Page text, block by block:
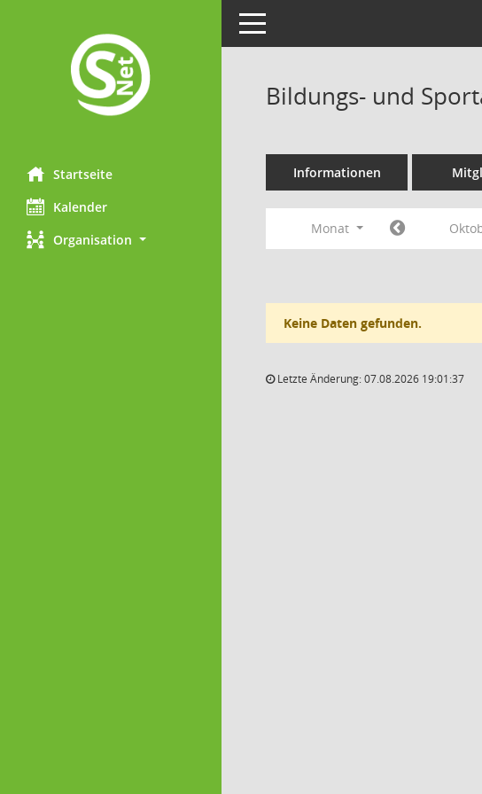
Startseite
Kalender
Organisation
Toggle navigation
Bildungs- und
Informationen
Monat
Keine Daten gefunden.
Letzte Änderung: 07.08.2026 19:01:37